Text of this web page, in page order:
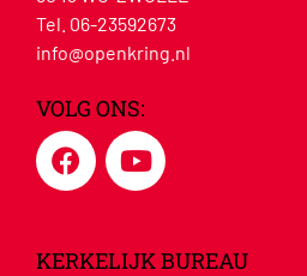
Tel. 06-23592673
info@openkring.nl
VOLG ONS:
KERKELIJK BUREAU